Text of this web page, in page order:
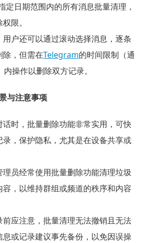
定日期范围内的所有消息批量清理，
限。
户还可以通过滚动选择消息，逐条
除，但需在Telegram的时间限制（通
操作以删除双方记录。
与注意事项
话时，批量删除功能非常实用，可快
录，保护隐私，尤其是在设备共享或
员经常使用批量删除功能清理垃圾
，以维持群组或频道的秩序和内容
前应注意，批量清理无法撤销且无法
或记录建议事先备份，以免因误操